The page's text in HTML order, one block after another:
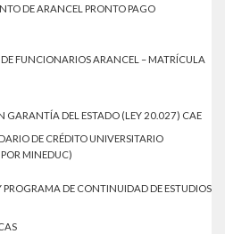
DE ARANCEL PRONTO PAGO
FUNCIONARIOS ARANCEL – MATRÍCULA
GARANTÍA DEL ESTADO (LEY 20.027) CAE
DE CRÉDITO UNIVERSITARIO
MINEDUC)
PROGRAMA DE CONTINUIDAD DE ESTUDIOS